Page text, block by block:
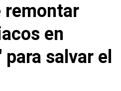
remontar
en
salvar el